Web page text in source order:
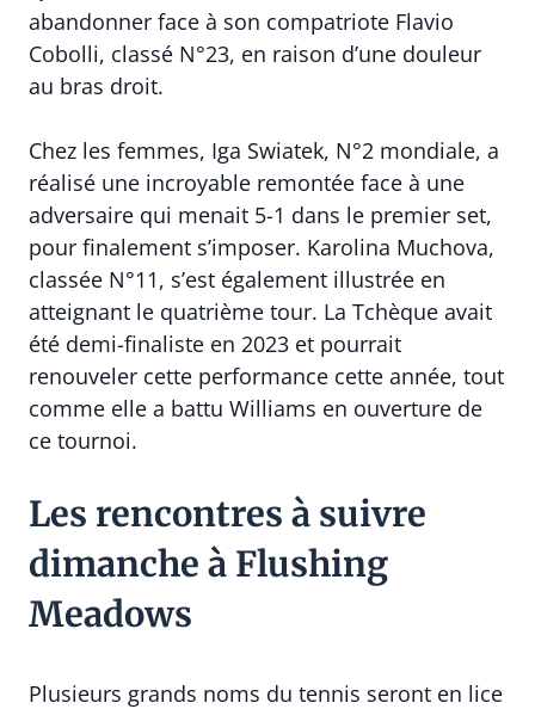
abandonner face à son compatriote Flavio
Cobolli, classé N°23, en raison d’une douleur
au bras droit.
Chez les femmes, Iga Swiatek, N°2 mondiale, a
réalisé une incroyable remontée face à une
adversaire qui menait 5-1 dans le premier set,
pour finalement s’imposer. Karolina Muchova,
classée N°11, s’est également illustrée en
atteignant le quatrième tour. La Tchèque avait
été demi-finaliste en 2023 et pourrait
renouveler cette performance cette année, tout
comme elle a battu Williams en ouverture de
ce tournoi.
Les rencontres à suivre
dimanche à Flushing
Meadows
Plusieurs grands noms du tennis seront en lice